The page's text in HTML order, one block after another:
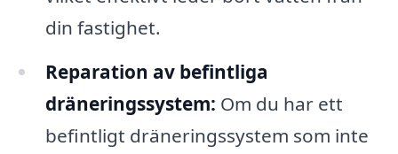
din fastighet.
Reparation av befintliga
dräneringssystem: Om du har ett
befintligt dräneringssystem som inte